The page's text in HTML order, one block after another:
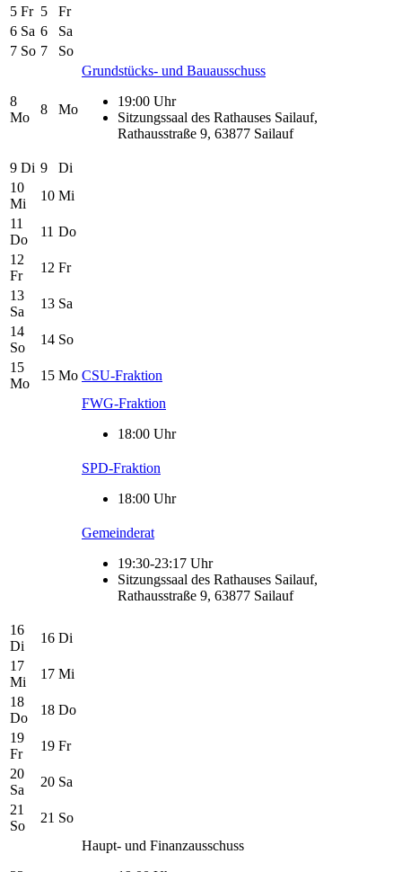
5 Fr 5
Fr
6 Sa 6
Sa
7 So 7 So
8
Mo
8 Mo
Grundstücks- und Bauausschuss
19:00 Uhr
Sitzungssaal des Rathauses Sailauf,
Rathausstraße 9, 63877 Sailauf
9 Di 9
Di
10
Mi
10 Mi
11
Do
11 Do
12
Fr
12 Fr
13
Sa
13 Sa
14
So
14 So
15
Mo
15 Mo CSU-Fraktion
FWG-Fraktion
18:00 Uhr
SPD-Fraktion
18:00 Uhr
Gemeinderat
19:30-23:17 Uhr
Sitzungssaal des Rathauses Sailauf,
Rathausstraße 9, 63877 Sailauf
16
Di
16 Di
17
Mi
17 Mi
18
Do
18 Do
19
Fr
19 Fr
20
Sa
20 Sa
21
So
21 So
Haupt- und Finanzausschuss